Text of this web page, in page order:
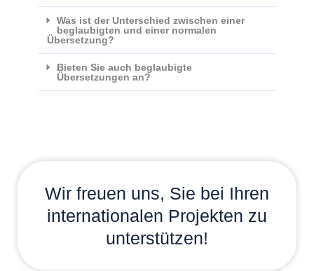
Was ist der Unterschied zwischen einer
beglaubigten und einer normalen
Übersetzung?
Bieten Sie auch beglaubigte
Übersetzungen an?
Wir freuen uns, Sie bei Ihren
internationalen Projekten zu
unterstützen!